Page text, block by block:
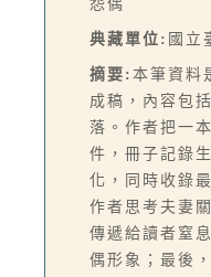
怨偶
典藏單位: 國立
摘要: 本筆資料
成稿，內容包
落。作者把一
件，冊子記錄
化，同時收錄
作者思考夫妻
傳遞給讀者窒
偶形象；最後